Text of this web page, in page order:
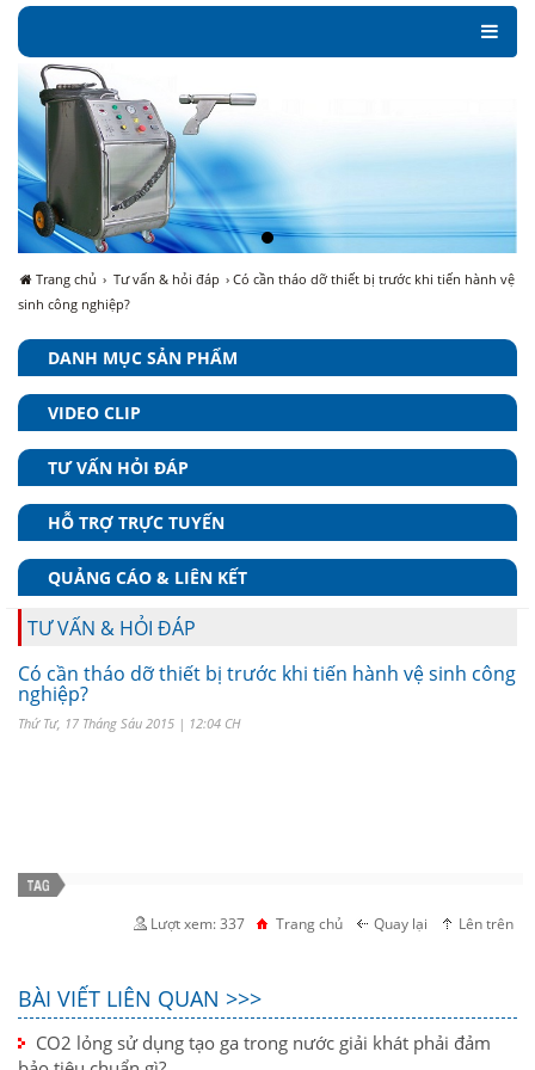
Toggle
Trang chủ › Tư vấn & hỏi đáp › Có cần tháo dỡ thiết bị trước khi tiến hành vệ
sinh công nghiệp?
DANH MỤC SẢN PHẨM
VIDEO CLIP
TƯ VẤN HỎI ĐÁP
HỖ TRỢ TRỰC TUYẾN
QUẢNG CÁO & LIÊN KẾT
TƯ VẤN & HỎI ĐÁP
Có cần tháo dỡ thiết bị trước khi tiến hành vệ sinh công
nghiệp?
Thứ Tư, 17 Tháng Sáu 2015 | 12:04 CH
Lượt xem: 337 Trang chủ Quay lại Lên trên
BÀI VIẾT LIÊN QUAN >>>
CO2 lỏng sử dụng tạo ga trong nước giải khát phải đảm